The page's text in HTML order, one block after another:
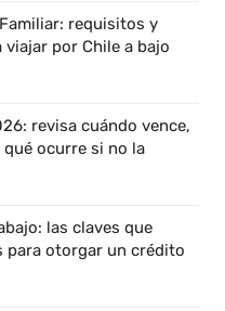
requisitos y
por Chile a bajo
revisa cuándo vence,
ocurre si no la
las claves que
para otorgar un crédito